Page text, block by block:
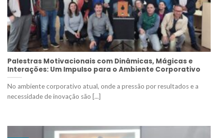
Palestras Motivacionais com Dinâmicas, Mágicas e
Interações: Um Impulso para o Ambiente Corporativo
No ambiente corporativo atual, onde a pressão por resultados e a
necessidade de inovação são [...]